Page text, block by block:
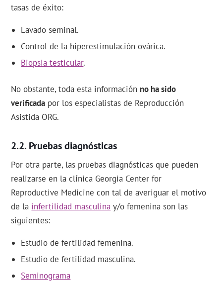
tasas de éxito:
Lavado seminal.
Control de la hiperestimulación ovárica.
Biopsia testicular.
No obstante, toda esta información no ha sido
verificada por los especialistas de Reproducción
Asistida ORG.
Pruebas diagnósticas
Por otra parte, las pruebas diagnósticas que pueden
realizarse en la clínica Georgia Center for
Reproductive Medicine con tal de averiguar el motivo
de la infertilidad masculina y/o femenina son las
siguientes:
Estudio de fertilidad femenina.
Estudio de fertilidad masculina.
Seminograma